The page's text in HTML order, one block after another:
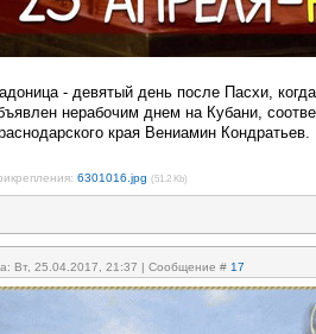
- девятый день после Пасхи,
нерабочим днем на Кубани,
края Вениамин Кондратьев.
6301016.jpg (51.2 Kb)
Вт, 25.04.2017, 21:37 | Сообщение # 17